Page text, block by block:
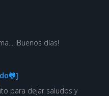
¡Buenos días!
para dejar saludos y